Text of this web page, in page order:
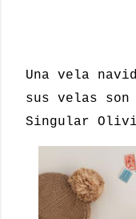
Una vela
sus velas
Singular